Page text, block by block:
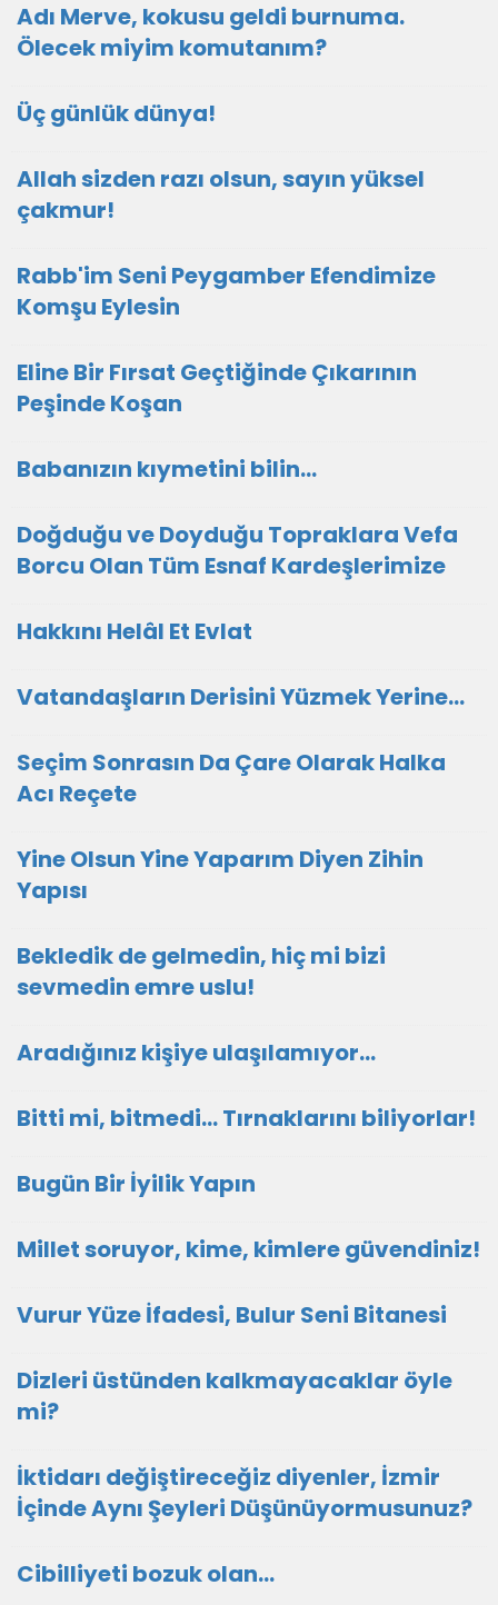
Adı Merve, kokusu geldi burnuma.
Ölecek miyim komutanım?
Üç günlük dünya!
Allah sizden razı olsun, sayın yüksel
çakmur!
Rabb'im Seni Peygamber Efendimize
Komşu Eylesin
Eline Bir Fırsat Geçtiğinde Çıkarının
Peşinde Koşan
Babanızın kıymetini bilin...
Doğduğu ve Doyduğu Topraklara Vefa
Borcu Olan Tüm Esnaf Kardeşlerimize
Hakkını Helâl Et Evlat
Vatandaşların Derisini Yüzmek Yerine…
Seçim Sonrasın Da Çare Olarak Halka
Acı Reçete
Yine Olsun Yine Yaparım Diyen Zihin
Yapısı
Bekledik de gelmedin, hiç mi bizi
sevmedin emre uslu!
Aradığınız kişiye ulaşılamıyor...
Bitti mi, bitmedi... Tırnaklarını biliyorlar!
Bugün Bir İyilik Yapın
Millet soruyor, kime, kimlere güvendiniz!
Vurur Yüze İfadesi, Bulur Seni Bitanesi
Dizleri üstünden kalkmayacaklar öyle
mi?
İktidarı değiştireceğiz diyenler, İzmir
İçinde Aynı Şeyleri Düşünüyormusunuz?
Cibilliyeti bozuk olan...